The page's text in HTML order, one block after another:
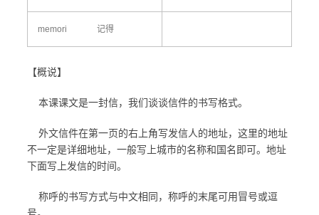
memori 记得
【概说】
本课课文是一封信，我们谈谈信件的书写格式。
外文信件在第一页的右上角写发信人的地址，这里的地址
不一定是详细地址，一般写上城市的名称和国名即可。地址
下面写上发信的时间。
称呼的书写方式与中文相同，称呼的末尾可用冒号或逗